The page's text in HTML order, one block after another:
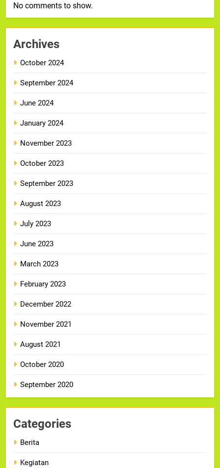
No comments to show.
Archives
October 2024
September 2024
June 2024
January 2024
November 2023
October 2023
September 2023
August 2023
July 2023
June 2023
March 2023
February 2023
December 2022
November 2021
August 2021
October 2020
September 2020
Categories
Berita
Kegiatan